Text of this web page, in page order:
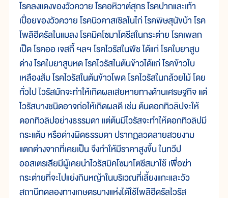
โรคลงแดงของวัวควาย โรคอหิวาต์สุกร โรคปากและเท้า
เปื่อยของวัวควาย โรคนิวคาสเซิลในไก่ โรคพิษสุนัขบ้า โรค
โพลิฮีดรัลในแมลง โรคมิคโซมาโตซีสในกระต่าย โรคเพลก
เป็ด โรคออ เจสกี้ ฯลฯ โรคไวรัสในพืช ได้แก่ โรคใบยาสูบ
ด่าง โรคใบยาสูบหด โรคไวรัสในต้นข้าวได้แก่ โรคข้าวใบ
เหลืองส้ม โรคไวรัสในต้นข้าวโพด โรคไวรัสในกล้วยไม้ โดย
ทั่วไป ไวรัสมักจะทำให้เกิดผลเสียหายทางด้านเศรษฐกิจ แต่
ไวรัสบางชนิดอาจก่อให้เกิดผลดี เช่น ต้นดอกทิวลิปจะให้
ดอกทิวลิปอย่างธรรมดา แต่ต้นมีไวรัสจะทำให้ดอกทิวลิปมี
กระแต้ม หรือด่างผิดธรรมดา ปรากฏลวดลายสวยงาม
แตกต่างจากที่เคยเป็น จึงทำให้มีราคาสูงขึ้น ในทวีป
ออสเตรเลียมีผู้เคยนำไวรัสมิคโซมาโตซีสมาใช้ เพื่อฆ่า
กระต่ายที่จะไปแย่งกินหญ้าในบริเวณที่เลี้ยงแกะและวัว
สถานีทดลองทางเกษตรบางแห่งได้ใช้โพลิฮีดรัลไวรัส